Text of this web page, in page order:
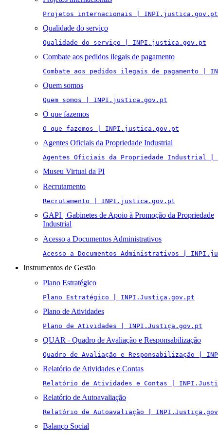
Projetos internacionais | INPI.justica.gov.pt
Qualidade do serviço
Qualidade do serviço | INPI.justica.gov.pt
Combate aos pedidos ilegais de pagamento
Combate aos pedidos ilegais de pagamento |
Quem somos
Quem somos | INPI.justica.gov.pt
O que fazemos
O que fazemos | INPI.justica.gov.pt
Agentes Oficiais da Propriedade Industrial
Agentes Oficiais da Propriedade Industrial
Museu Virtual da PI
Recrutamento
Recrutamento | INPI.justica.gov.pt
GAPI | Gabinetes de Apoio à Promoção da Propriedade
Industrial
Acesso a Documentos Administrativos
Acesso a Documentos Administrativos |
Instrumentos de Gestão
Plano Estratégico
Plano Estratégico | INPI.Justiça.gov.pt
Plano de Atividades
Plano de Atividades | INPI.Justiça.gov.pt
QUAR - Quadro de Avaliação e Responsabilização
Quadro de Avaliação e Responsabilização |
Relatório de Atividades e Contas
Relatório de Atividades e Contas |
Relatório de Autoavaliação
Relatório de Autoavaliação |
Balanço Social